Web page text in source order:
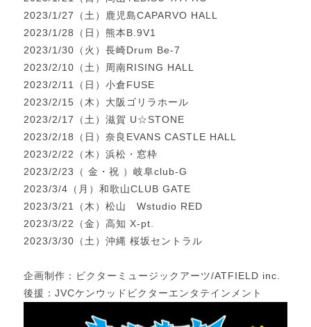
2023/1/27（土）鹿児島CAPARVO HALL
2023/1/28（日）熊本B.9V1
2023/1/30（火）長崎Drum Be-7
2023/2/10（土）周南RISING HALL
2023/2/11（日）小倉FUSE
2023/2/15（木）大阪ゴリラホール
2023/2/17（土）滋賀 U☆STONE
2023/2/18（日）奈良EVANS CASTLE HALL
2023/2/22（木）浜松・窓枠
2023/2/23（ 金・祝 ）岐阜club-G
2023/3/4（月）和歌山CLUB GATE
2023/3/21（木）松山 Wstudio RED
2023/3/22（金）高知 X-pt.
2023/3/30（土）沖縄 桜坂セントラル
企画制作：ビクターミュージックアーツ/ATFIELD inc.
後援：JVCケンウッドビクターエンタテインメント